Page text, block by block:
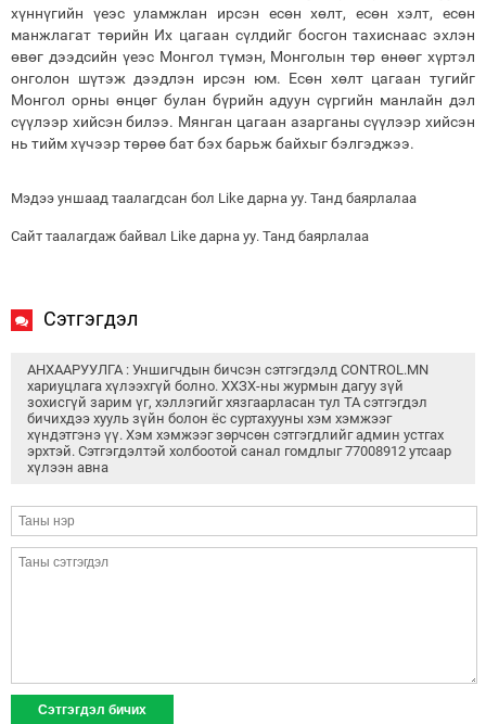
хүннүгийн үеэс уламжлан ирсэн есөн хөлт, есөн хэлт, есөн
манжлагат төрийн Их цагаан сүлдийг босгон тахиснаас эхлэн
өвөг дээдсийн үеэс Монгол түмэн, Монголын төр өнөөг хүртэл
онголон шүтэж дээдлэн ирсэн юм. Есөн хөлт цагаан тугийг
Монгол орны өнцөг булан бүрийн адуун сүргийн манлайн дэл
сүүлээр хийсэн билээ. Мянган цагаан азарганы сүүлээр хийсэн
нь тийм хүчээр төрөө бат бэх барьж байхыг бэлгэджээ.
Мэдээ уншаад таалагдсан бол Like дарна уу. Танд баярлалаа
Сайт таалагдаж байвал Like дарна уу. Танд баярлалаа
Сэтгэгдэл
АНХААРУУЛГА : Уншигчдын бичсэн сэтгэгдэлд CONTROL.MN
хариуцлага хүлээхгүй болно. ХХЗХ-ны журмын дагуу зүй
зохисгүй зарим үг, хэллэгийг хязгаарласан тул ТА сэтгэгдэл
бичихдээ хууль зүйн болон ёс суртахууны хэм хэмжээг
хүндэтгэнэ үү. Хэм хэмжээг зөрчсөн сэтгэгдлийг админ устгах
эрхтэй. Сэтгэгдэлтэй холбоотой санал гомдлыг 77008912 утсаар
хүлээн авна